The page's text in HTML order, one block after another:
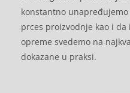
konstantno unapređujemo
prces proizvodnje kao i
opreme svedemo na
dokazane u praksi.